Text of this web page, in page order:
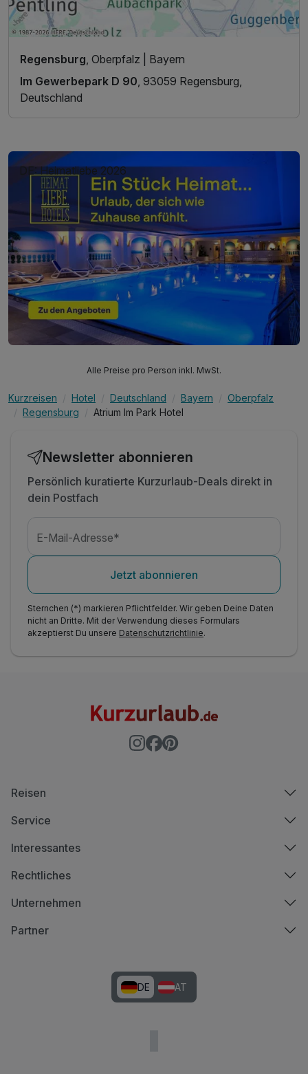
Regensburg, Oberpfalz | Bayern
Im Gewerbepark D 90, 93059 Regensburg,
Deutschland
DE: Heimatliebe 2026
Alle Preise pro Person inkl. MwSt.
Kurzreisen Hotel Deutschland Bayern
Oberpfalz
Regensburg
Atrium Im Park Hotel
Newsletter abonnieren
Persönlich kuratierte Kurzurlaub-Deals direkt in
dein Postfach
E-Mail-Adresse*
Jetzt abonnieren
Sternchen (*) markieren Pflichtfelder. Wir geben Deine Daten
nicht an Dritte. Mit der Verwendung dieses Formulars
akzeptierst Du unsere Datenschutzrichtlinie.
Reisen
Service
Interessantes
Rechtliches
Unternehmen
Partner
DE AT